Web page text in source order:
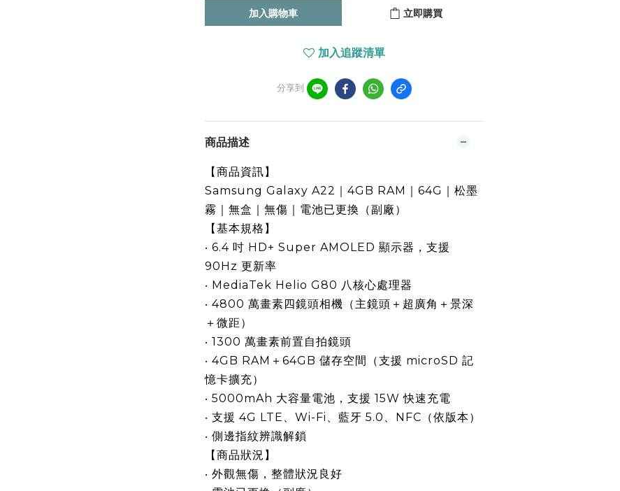
加入購物車 立即購買
加入追蹤清單
分享到
商品描述
【商品資訊】
Samsung Galaxy A22｜4GB RAM｜64G｜松墨
霧｜無盒｜無傷｜電池已更換（副廠）
【基本規格】
‧ 6.4 吋 HD+ Super AMOLED 顯示器，支援
90Hz 更新率
‧ MediaTek Helio G80 八核心處理器
‧ 4800 萬畫素四鏡頭相機（主鏡頭＋超廣角＋景深
＋微距）
‧ 1300 萬畫素前置自拍鏡頭
‧ 4GB RAM＋64GB 儲存空間（支援 microSD 記
憶卡擴充）
‧ 5000mAh 大容量電池，支援 15W 快速充電
‧ 支援 4G LTE、Wi-Fi、藍牙 5.0、NFC（依版本）
‧ 側邊指紋辨識解鎖
【商品狀況】
‧ 外觀無傷，整體狀況良好